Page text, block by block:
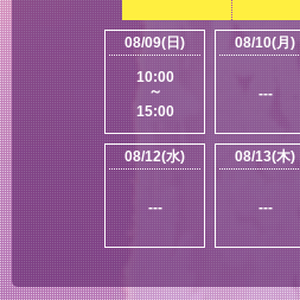
08/09(日)
10:00
～
15:00
08/10(月)
---
08/12(水)
---
08/13(木)
---